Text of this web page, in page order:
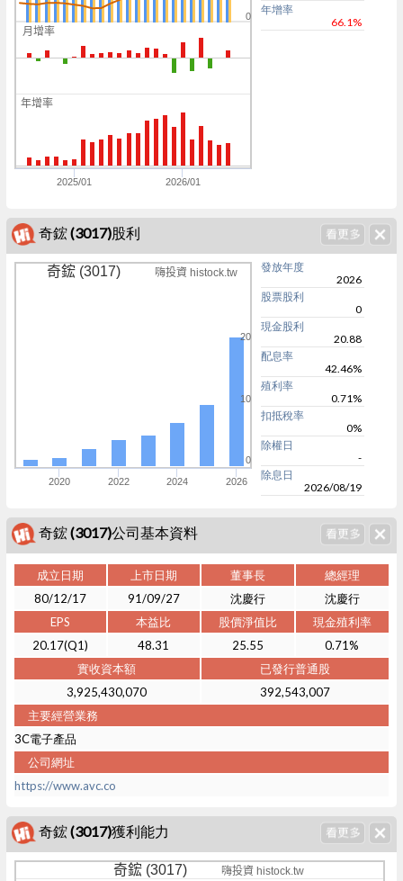
月增率
年增率
2025/01 2026/01
0
年增率
66.1%
奇鋐 (3017)股利
奇鋐 (3017) 嗨投資 histock.tw
2020 2022 2024 2026
0
10
20
發放年度
2026
股票股利
0
現金股利
20.88
配息率
42.46%
殖利率
0.71%
扣抵稅率
0%
除權日
-
除息日
2026/08/19
奇鋐 (3017)公司基本資料
成立日期 上市日期 董事長
總經理
80/12/17
91/09/27 沈慶行
沈慶行
EPS
本益比 股價淨值比
現金殖利率
20.17(Q1)
48.31 25.55
0.71%
實收資本額
已發行普通股
3,925,430,070
392,543,007
主要經營業務
3C電子產品
公司網址
https://www.avc.co
奇鋐 (3017)獲利能力
奇鋐 (3017) 嗨投資 histock.tw